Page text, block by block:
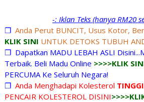
-: Iklan Teks (hanya RM20
❐ Anda Perut BUNCIT, Usus Kotor,
KLIK SINI UNTUK DETOKS TUBUH
❐ Dapatkan MADU LEBAH ASLI
Terbaik. Beli Madu Online >>>>KLIK
PERCUMA Ke Seluruh Negara!
❐ Anda Menghadapi Kolesterol
PENCAIR KOLESTEROL DISINI